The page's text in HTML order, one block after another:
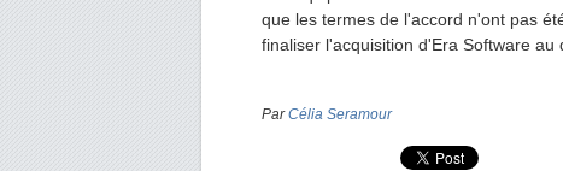
que les termes de l'accord n'ont pas
finaliser l'acquisition d'Era Software au
ParCélia Seramour